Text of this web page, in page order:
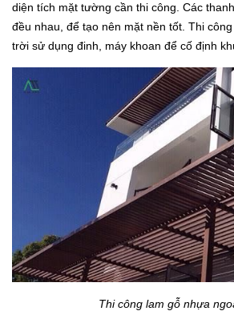
diện tích mặt tường cần thi công. Các
đều nhau, để tạo nên mặt nền tốt. Thi
trời sử dụng đinh, máy khoan để cố định
Thi công lam gỗ nhựa